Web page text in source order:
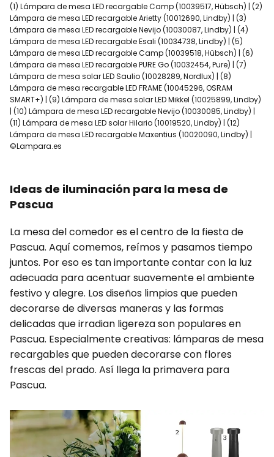
(1) Lámpara de mesa LED recargable Camp (10039517, Hübsch) | (2)
Lámpara de mesa LED recargable Arietty (10012690, Lindby) | (3)
Lámpara de mesa LED recargable Nevijo (10030087, Lindby) | (4)
Lámpara de mesa LED recargable Esali (10034738, Lindby) | (5)
Lámpara de mesa LED recargable Camp (10039518, Hübsch) | (6)
Lámpara de mesa LED recargable PURE Go (10032454, Pure) | (7)
Lámpara de mesa solar LED Saulio (10028289, Nordlux) | (8)
Lámpara de mesa recargable LED FRAME (10045296, OSRAM
SMART+) | (9) Lámpara de mesa solar LED Mikkel (10025899, Lindby)
| (10) Lámpara de mesa LED recargable Nevijo (10030085, Lindby) |
(11) Lámpara de mesa LED solar Hilario (10019520, Lindby) | (12)
Lámpara de mesa LED recargable Maxentius (10020090, Lindby) |
©Lampara.es
Ideas de iluminación para la mesa de
Pascua
La mesa del comedor es el centro de la fiesta de
Pascua. Aquí comemos, reímos y pasamos tiempo
juntos. Por eso es tan importante contar con la luz
adecuada para acentuar suavemente el ambiente
festivo y alegre. Los diseños limpios que pueden
decorarse de diversas maneras y las formas
delicadas que irradian ligereza son populares en
Pascua. Especialmente creativas: lámparas de mesa
recargables que pueden decorarse con flores
frescas del prado. Así llega la primavera para
Pascua.